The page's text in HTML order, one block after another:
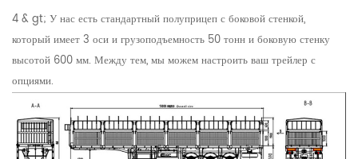
4 & gt; У нас есть стандартный полуприцеп с боковой стенкой,
который имеет 3 оси и грузоподъемность 50 тонн и боковую стенку
высотой 600 мм. Между тем, мы можем настроить ваш трейлер с
опциями.